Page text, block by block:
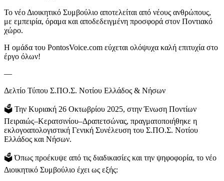
Το νέο Διοικητικό Συμβούλιο αποτελείται από νέους ανθρώπους,
με εμπειρία, όραμα και αποδεδειγμένη προσφορά στον Ποντιακό
χώρο.
Η ομάδα του PontosVoice.com εύχεται ολόψυχα καλή επιτυχία στο
έργο όλων!
—
Δελτίο Τύπου Σ.ΠΟ.Σ. Νοτίου Ελλάδος & Νήσων
🗳 Την Κυριακή 26 Οκτωβρίου 2025, στην Ένωση Ποντίων
Πειραιώς–Κερατσινίου–Δραπετσώνας, πραγματοποιήθηκε η
εκλογοαπολογιστική Γενική Συνέλευση του Σ.ΠΟ.Σ. Νοτίου
Ελλάδος και Νήσων.
🗳 Όπως προέκυψε από τις διαδικασίες και την ψηφοφορία, το νέο
Διοικητικό Συμβούλιο έχει ως εξής: